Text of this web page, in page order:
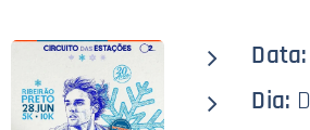
Data:
Dia: